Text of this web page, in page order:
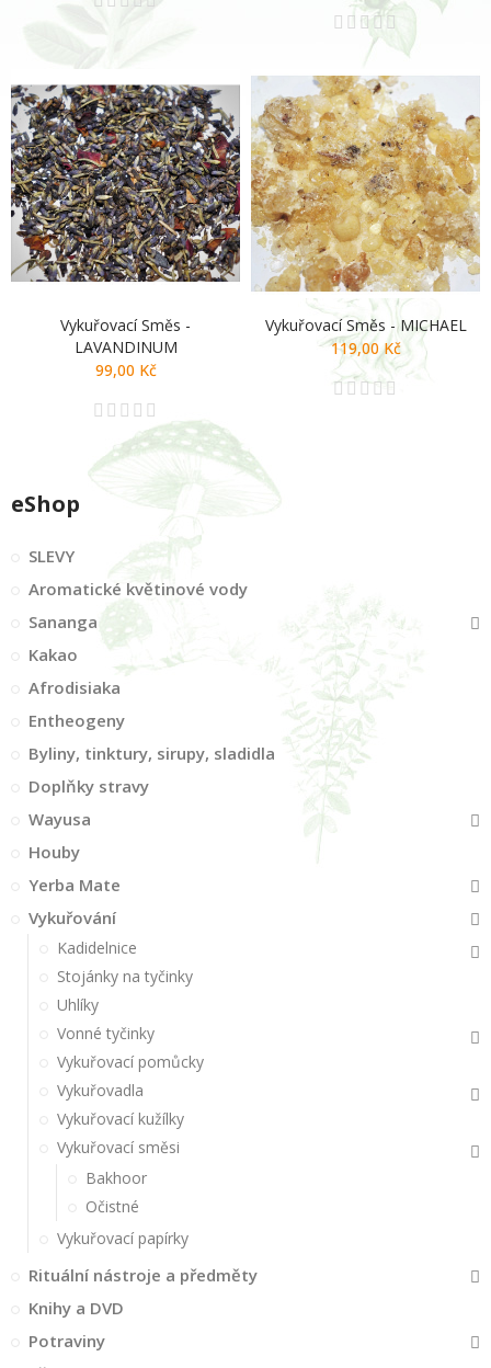
Vykuřovací Směs -
LAVANDINUM
99,00 Kč
Vykuřovací Směs - MICHAEL
119,00 Kč
eShop
SLEVY
Aromatické květinové vody
Sananga
Kakao
Afrodisiaka
Entheogeny
Byliny, tinktury, sirupy, sladidla
Doplňky stravy
Wayusa
Houby
Yerba Mate
Vykuřování
Kadidelnice
Stojánky na tyčinky
Uhlíky
Vonné tyčinky
Vykuřovací pomůcky
Vykuřovadla
Vykuřovací kužílky
Vykuřovací směsi
Bakhoor
Očistné
Vykuřovací papírky
Rituální nástroje a předměty
Knihy a DVD
Potraviny